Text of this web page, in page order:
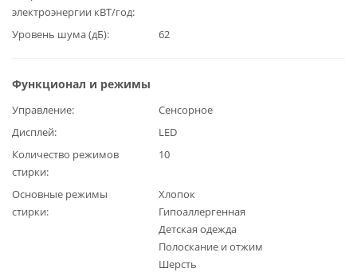
электроэнергии кВТ/год
Уровень шума (дБ) 62
Функционал и режимы
Управление
Сенсорное
Дисплей
LED
Количество режимов
стирки
10
Основные режимы
стирки
Хлопок
Гипоаллергенная
Детская одежда
Полоскание и отжим
Шерсть